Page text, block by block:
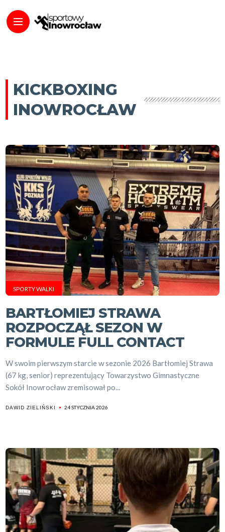
KICKBOXING
INOWROCŁAW
SPORTY WALKI
BARTŁOMIEJ STRAWA
ROZPOCZĄŁ SEZON W
FORMULE FULL CONTACT
W swoim pierwszym starcie w sezonie 2026 Bartłomiej Strawa
(67 kg, senior) reprezentujący Towarzystwo Gimnastyczne
Sokół Inowrocław zremisował po...
DAWID ZIELIŃSKI 24 STYCZNIA 2026